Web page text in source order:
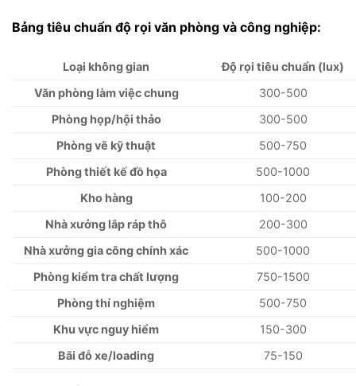
Bảng tiêu chuẩn độ rọi văn phòng và công nghiệp:
Loại không gian
Độ rọi tiêu chuẩn (lux)
Văn phòng làm việc chung
300-500
Phòng họp/hội thảo
300-500
Phòng vẽ kỹ thuật
500-750
Phòng thiết kế đồ họa
500-1000
Kho hàng
100-200
Nhà xưởng lắp ráp thô
200-300
Nhà xưởng gia công chính xác
500-1000
Phòng kiểm tra chất lượng
750-1500
Phòng thí nghiệm
500-750
Khu vực nguy hiểm
150-300
Bãi đỗ xe/loading
75-150